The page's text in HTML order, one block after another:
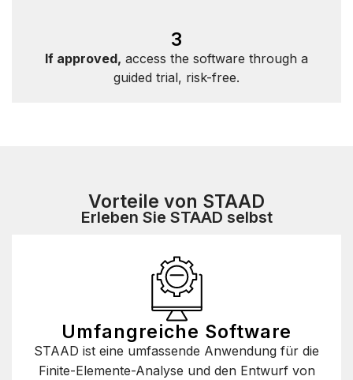
3
If approved, access the software through a
guided trial, risk-free.
Vorteile von STAAD
Erleben Sie STAAD selbst
Umfangreiche Software
STAAD ist eine umfassende Anwendung für die
Finite-Elemente-Analyse und den Entwurf von